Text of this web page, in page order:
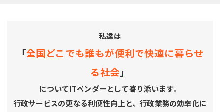
私達は
「全国どこでも誰もが便利で快適に暮らせ
る社会」
についてITベンダーとして寄り添います。
行政サービスの更なる利便性向上と、行政業務の効率化に